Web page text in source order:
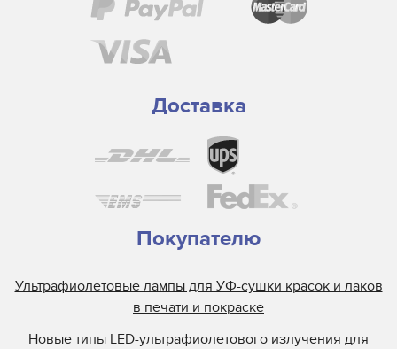
SkyJet
Spuhl Virtu
Teckwin
Truepress
Uviterno
VTI
Yaselan
Zund
Отражатели Anderson America
Отражатели BigPrinter
Доставка
Покупателю
Ультрафиолетовые лампы для УФ-сушки красок и лаков
в печати и покраске
Новые типы LED-ультрафиолетового излучения для